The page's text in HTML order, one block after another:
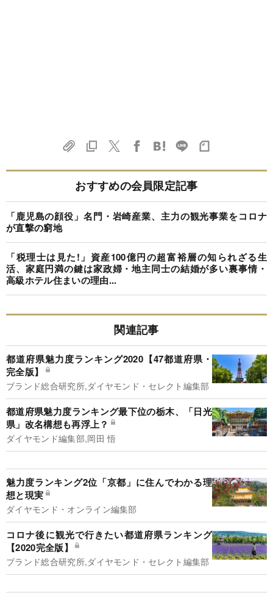
おすすめの会員限定記事
「鹿児島の顔役」名門・岩崎産業、主力の観光事業をコロナ
が直撃の窮地
「税理士は見た!」資産100億円の超富裕層の知られざる生
活、家庭円満の鍵は家政婦・地主同士の結婚が多い裏事情・
高級ホテル住まいの理由...
関連記事
都道府県魅力度ランキング2020【47都道府県・
完全版】
ブランド総合研究所,ダイヤモンド・セレクト編集部
都道府県魅力度ランキング最下位の栃木、「日光
県」改名構想も再浮上？
ダイヤモンド編集部,岡田 悟
魅力度ランキング2位「京都」に住んでわかる理
想と現実
ダイヤモンド・オンライン編集部
コロナ後に観光で行きたい都道府県ランキング
【2020完全版】
ブランド総合研究所,ダイヤモンド・セレクト編集部